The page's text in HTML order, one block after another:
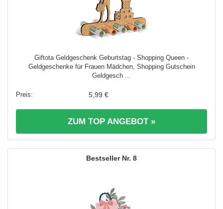
Giftota Geldgeschenk Geburtstag - Shopping Queen -
Geldgeschenke für Frauen Mädchen, Shopping Gutschein
Geldgesch ...
5,99 €
ZUM TOP ANGEBOT »
8